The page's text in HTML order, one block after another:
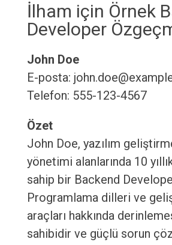
İlham için Örnek
Developer
John Doe
E-posta:
Telefon: 555-123-4567
Özet
John Doe, yazılım
yönetimi alanlarında 10
sahip bir Backend
Programlama dilleri ve
araçları hakkında
sahibidir ve güçlü sorun